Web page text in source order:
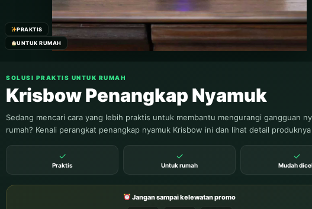
karya Kak
Sumatera Selatan)
Download Ebook Anak Karya Kak Nurul Ihsan Si
Pahit Lidah dan Si Mata Empat (Cerita Rakyat
PRAKTIS
UNTUK RUMAH
SOLUSI PRAKTIS UNTUK RUMAH
Krisbow Penangkap Nyamuk
Sedang mencari cara yang lebih praktis untuk membantu mengurangi gangguan
rumah? Kenali perangkat penangkap nyamuk Krisbow ini dan lihat detail
✓
Praktis
✓
Untuk rumah
✓
Mudah
Jangan sampai kelewatan promo